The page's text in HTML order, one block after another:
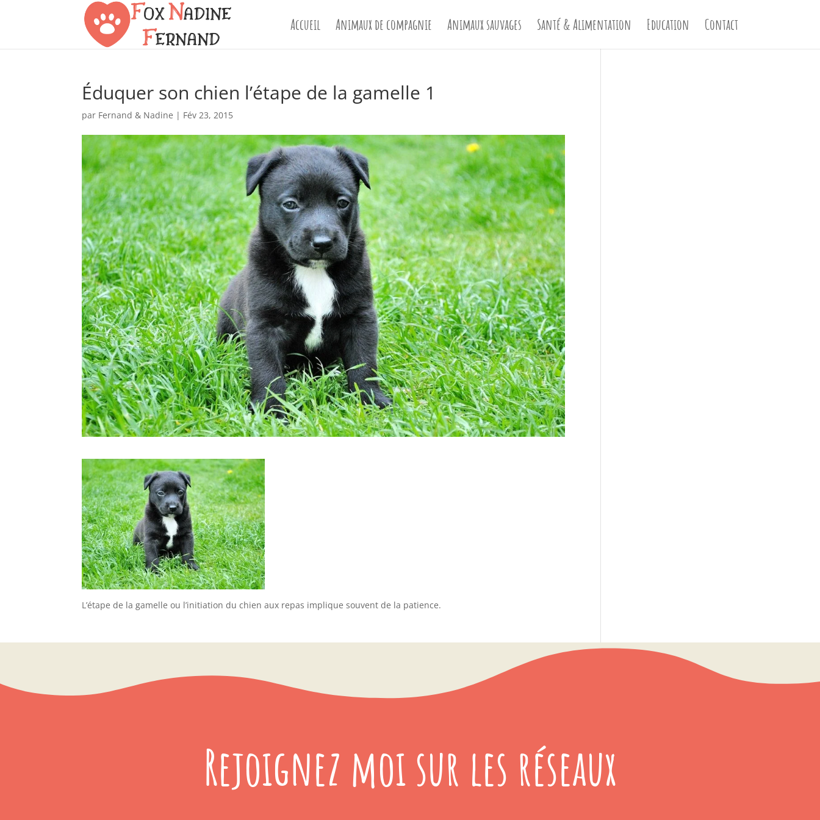
Accueil Animaux de compagnie Animaux sauvages Santé & Alimentation Education Contact
Éduquer son chien l’étape de la gamelle 1
par Fernand & Nadine | Fév 23, 2015
L’étape de la gamelle ou l’initiation du chien aux repas implique souvent de la patience.
Rejoignez moi sur les réseaux